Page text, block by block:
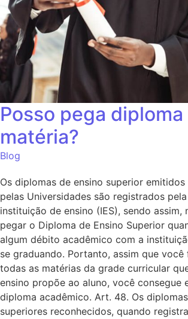
Posso pega
matéria?
Blog
Os diplomas de ensino superior emitidos
pelas Universidades são registrados
instituição de ensino (IES), sendo assim,
pegar o Diploma de Ensino Superior
algum débito acadêmico com a
se graduando. Portanto, assim que
todas as matérias da grade curricular
ensino propõe ao aluno, você consegue
diploma acadêmico. Art. 48. Os
superiores reconhecidos, quando